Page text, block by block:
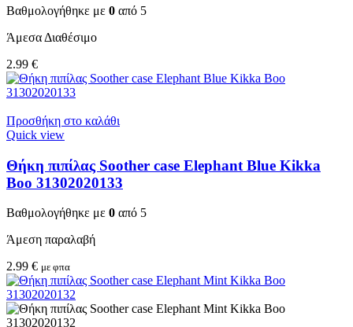
Βαθμολογήθηκε με 0 από 5
Άμεσα Διαθέσιμο
2.99 €
Προσθήκη στο καλάθι
Quick view
Θήκη πιπίλας Soother case Elephant Blue Kikka
Boo 31302020133
Βαθμολογήθηκε με 0 από 5
Άμεση παραλαβή
2.99 € με φπα